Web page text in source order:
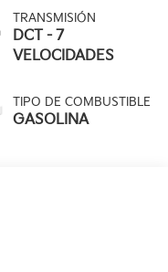
TRANSMISIÓN
DCT - 7
VELOCIDADES
TIPO DE COMBUSTIBLE
GASOLINA